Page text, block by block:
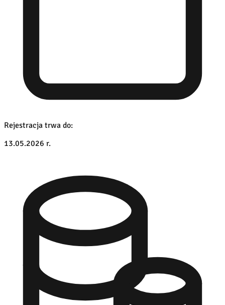
Rejestracja trwa do:
13.05.2026 r.